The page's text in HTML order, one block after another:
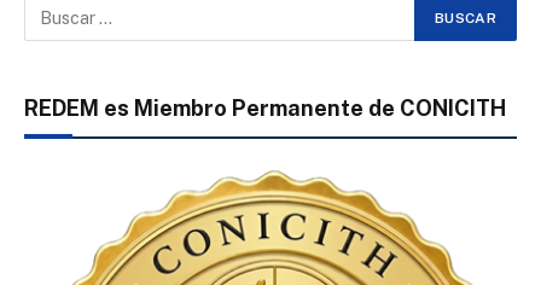
REDEM es Miembro Permanente de CONICITH